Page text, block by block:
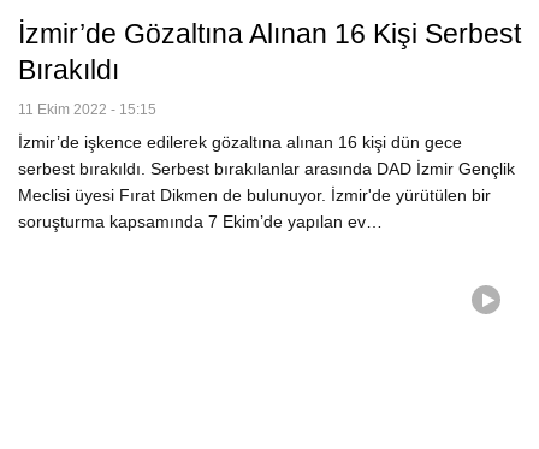
İzmir’de Gözaltına Alınan 16 Kişi Serbest
Bırakıldı
11 Ekim 2022 - 15:15
İzmir’de işkence edilerek gözaltına alınan 16 kişi dün gece
serbest bırakıldı. Serbest bırakılanlar arasında DAD İzmir Gençlik
Meclisi üyesi Fırat Dikmen de bulunuyor. İzmir'de yürütülen bir
soruşturma kapsamında 7 Ekim’de yapılan ev…